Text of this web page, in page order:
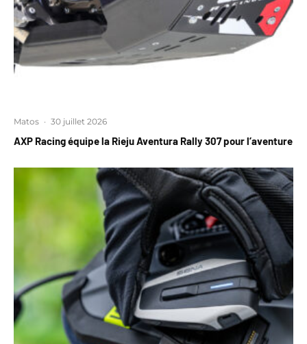
Matos · 30 juillet 2026
AXP Racing équipe la Rieju Aventura Rally 307 pour l’aventure